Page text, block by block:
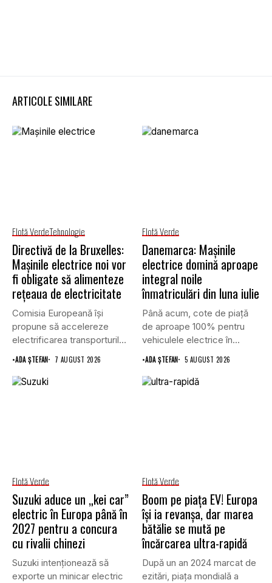
ARTICOLE SIMILARE
Flotă VerdeTehnologie
Directivă de la Bruxelles:
Mașinile electrice noi vor
fi obligate să alimenteze
rețeaua de electricitate
Comisia Europeană își
propune să accelereze
electrificarea transporturilor,
a clădirilor și a...
•ADA ȘTEFAN 7 AUGUST 2026
Flotă Verde
Danemarca: Mașinile
electrice domină aproape
integral noile
înmatriculări din luna iulie
Până acum, cote de piață
de aproape 100% pentru
vehiculele electrice în...
•ADA ȘTEFAN 5 AUGUST 2026
Flotă Verde
Suzuki aduce un „kei car”
electric în Europa până în
2027 pentru a concura
cu rivalii chinezi
Suzuki intenționează să
exporte un minicar electric
Flotă Verde
Boom pe piața EV! Europa
își ia revanșa, dar marea
bătălie se mută pe
încărcarea ultra-rapidă
După un an 2024 marcat de
ezitări, piața mondială a